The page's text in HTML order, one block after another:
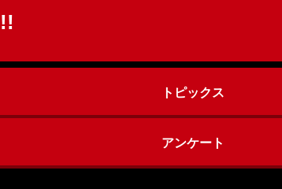
トピックス
アンケート